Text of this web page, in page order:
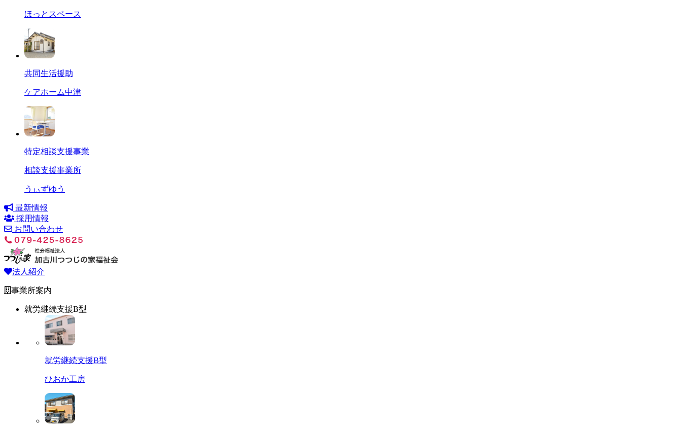
ほっとスペース
共同生活援助
ケアホーム中津
特定相談支援事業
相談支援事業所
うぃずゆう
最新情報
採用情報
お問い合わせ
法人紹介
事業所案内
就労継続支援B型
就労継続支援B型
ひおか工房